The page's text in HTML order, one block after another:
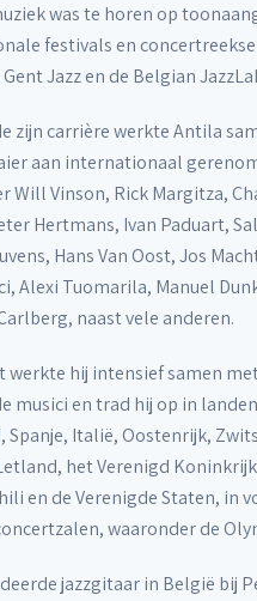
was te horen op
festivals en
Jazz en de Belgian
zijn carrière werkte Antila
aan internationaal
Will Vinson, Rick Margitza,
Hertmans, Ivan Paduart,
Hans Van Oost, Jos
Alexi Tuomarila, Manuel
naast vele anderen.
werkte hij intensief samen
musici en trad hij op in
Spanje, Italië, Oostenrijk,
het Verenigd
en de Verenigde Staten, in
waaronder de
jazzgitaar in België bij